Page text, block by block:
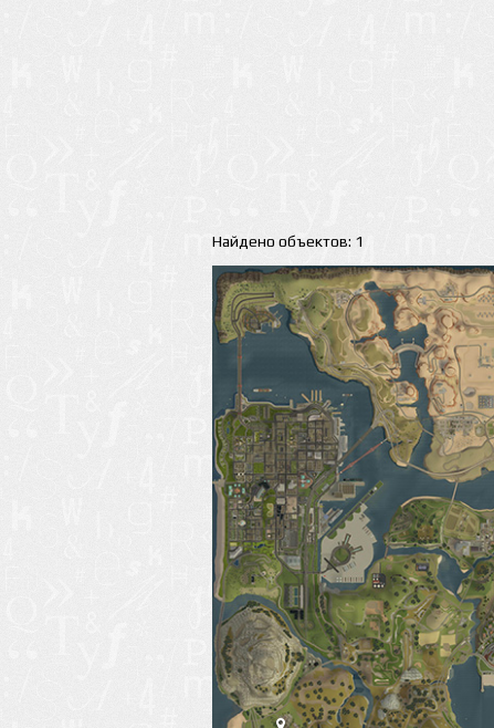
Найдено объектов: 1